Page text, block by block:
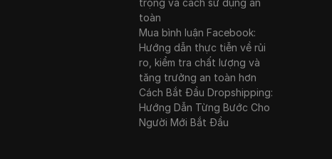
trọng và cách sử dụng an
toàn
Mua bình luận Facebook:
Hướng dẫn thực tiễn về rủi
ro, kiểm tra chất lượng và
tăng trưởng an toàn hơn
Cách Bắt Đầu Dropshipping:
Hướng Dẫn Từng Bước Cho
Người Mới Bắt Đầu